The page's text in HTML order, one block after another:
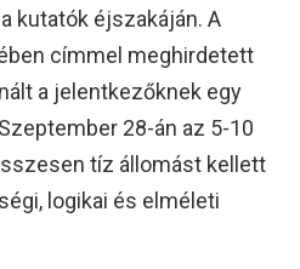
kutatók éjszakáján. A
címmel meghirdetett
a jelentkezőknek egy
28-án az 5-10
tíz állomást kellett
logikai és elméleti